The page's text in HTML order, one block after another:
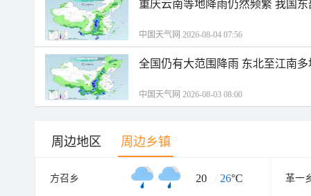
重庆云南等地降雨仍然频繁 我国
中国天气网 2026-08-04 07:56
全国仍有大范围降雨 东北至江南
中国天气网 2026-08-03 08:00
周边地区 周边乡镇
方召乡 20 / 26°C 革一